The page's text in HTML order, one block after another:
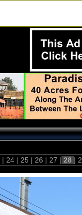
| 24 | 25 | 26 | 27 | 28 |